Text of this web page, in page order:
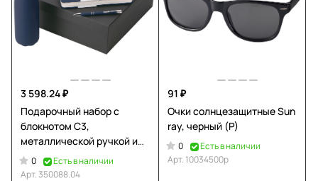
3 598.24 ₽
Подарочный набор с
блокнотом С3,
металлической ручкой и
термобутылкой, темно-
синий
0
Есть в наличии
Арт.350088.04
91 ₽
Очки солнцезащитные Sun
ray, черный (P)
0
Есть в наличии
Арт. 10034500p